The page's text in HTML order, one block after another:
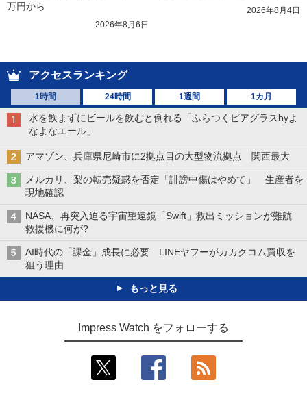
万円から
2026年8月6日
2026年8月4日
アクセスランキング
1時間 24時間 1週間 1カ月
水を飲まずにビールを飲むと倒れる「ふらつくビアグラスbyよ
なよなエール」
アマゾン、兵庫県尼崎市に2拠点目の大型物流拠点 関西最大
メルカリ、梨の転売疑惑を否定「誹謗中傷はやめて」 生産者を
現地確認
NASA、再突入迫る宇宙望遠鏡「Swift」救出ミッションが難航
救援機に何が?
AI時代の「課金」成長に必要 LINEヤフーがカカクコム買収を
狙う理由
もっと見る
Impress Watch をフォローする